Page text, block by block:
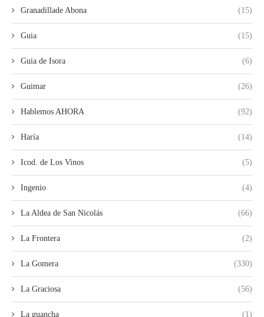
Granadillade Abona (15)
Guia (15)
Guia de Isora (6)
Guimar (26)
Hablemos AHORA (92)
Haría (14)
Icod. de Los Vinos (5)
Ingenio (4)
La Aldea de San Nicolás (66)
La Frontera (2)
La Gomera (330)
La Graciosa (56)
La guancha (1)